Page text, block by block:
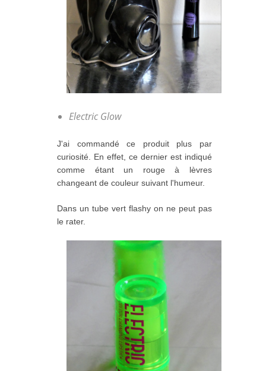
Electric Glow
J'ai commandé ce produit plus par
curiosité. En effet, ce dernier est indiqué
comme étant un rouge à lèvres
changeant de couleur suivant l'humeur.
Dans un tube vert flashy on ne peut pas
le rater.